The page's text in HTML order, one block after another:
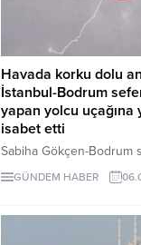
Havada korku dolu
İstanbul-Bodrum
yapan yolcu uçağına
isabet etti
Sabiha Gökçen-Bodrum
yapan Pegasus uçağına
GÜNDEM HABER